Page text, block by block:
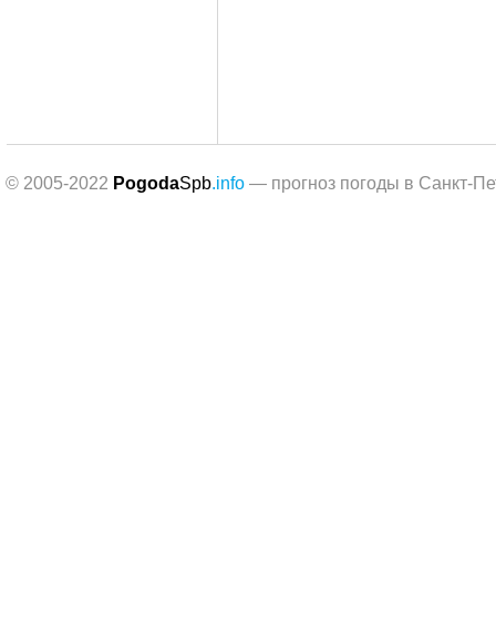
© 2005-2022 PogodaSpb.info — прогноз погоды в Санкт-